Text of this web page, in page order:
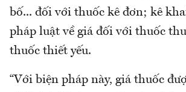
bố... đối với thuốc kê đơn; kê
pháp luật về giá đối với thuốc
thuốc thiết yếu.
“Với biện pháp này, giá thuốc